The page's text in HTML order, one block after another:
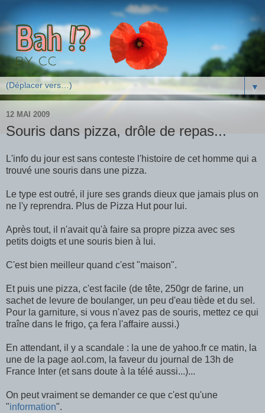
▼
12 MAI 2009
Souris dans pizza, drôle de repas...
L'info du jour est sans conteste l'histoire de cet homme qui a
trouvé une souris dans une pizza.
Le type est outré, il jure ses grands dieux que jamais plus on
ne l'y reprendra. Plus de Pizza Hut pour lui.
Après tout, il n'avait qu'à faire sa propre pizza avec ses
petits doigts et une souris bien à lui.
C'est bien meilleur quand c'est "maison".
Et puis une pizza, c'est facile (de tête, 250gr de farine, un
sachet de levure de boulanger, un peu d'eau tiède et du sel.
Pour la garniture, si vous n'avez pas de souris, mettez ce qui
traîne dans le frigo, ça fera l'affaire aussi.)
En attendant, il y a scandale : la une de yahoo.fr ce matin, la
une de la page aol.com, la faveur du journal de 13h de
France Inter (et sans doute à la télé aussi...)...
On peut vraiment se demander ce que c'est qu'une
"information".